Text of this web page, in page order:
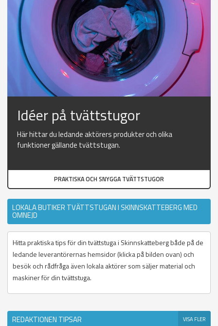
Idéer på tvättstugor
Här hittar du ledande aktörers produkter och olika
funktioner gällande tvättstugan.
PRAKTISKA OCH SNYGGA TVÄTTSTUGOR
LOKALA BUTIKER TVÄTTSTUGAN I SKINNSKATTEBERG MED
OMNEJD
Hitta praktiska tips för din tvättstuga i Skinnskatteberg både på de
ledande leverantörernas hemsidor (klicka på bilden ovan) och
besök och rådfråga även lokala aktörer som säljer material och
maskiner för din tvättstuga.
REDAKTIONEN TIPSAR VISA FLER